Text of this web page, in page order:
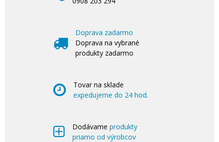
Doprava zadarmo
Doprava na vybrané
produkty zadarmo
Tovar na sklade
expedujeme do 24 hod.
Dodávame produkty
priamo od výrobcov